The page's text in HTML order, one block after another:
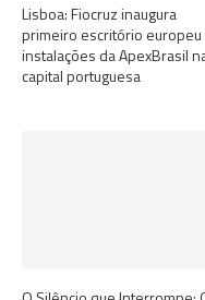
Lisboa: Fiocruz inaugura
primeiro escritório europeu
instalações da ApexBrasil
capital portuguesa